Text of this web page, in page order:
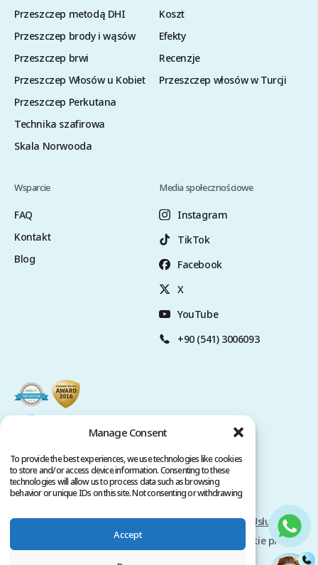
Manage Consent
To provide the best experiences, we use technologies like cookies
to store and/or access device information. Consenting to these
technologies will allow us to process data such as browsing
behavior or unique IDs on this site. Not consenting or withdrawing
Accept
Przeszczep metodą DHI
Przeszczep brody i wąsów
Przeszczep brwi
Przeszczep Włosów u Kobiet
Przeszczep Perkutana
Technika szafirowa
Skala Norwooda
Koszt
Efekty
Recenzje
Przeszczep włosów w Turcji
Wsparcie
FAQ
Kontakt
Blog
Media społecznościowe
Instagram
TikTok
Facebook
X
YouTube
+90 (541) 3006093
Polityka Prywatności
Warunki świadczenia Usług
Prawa autorskie @ 2026 www.clinicana.com. Wszelkie prawa
zastrzeżone.